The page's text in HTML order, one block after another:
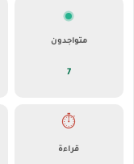
متواجدون
7
⏱️
قراءة